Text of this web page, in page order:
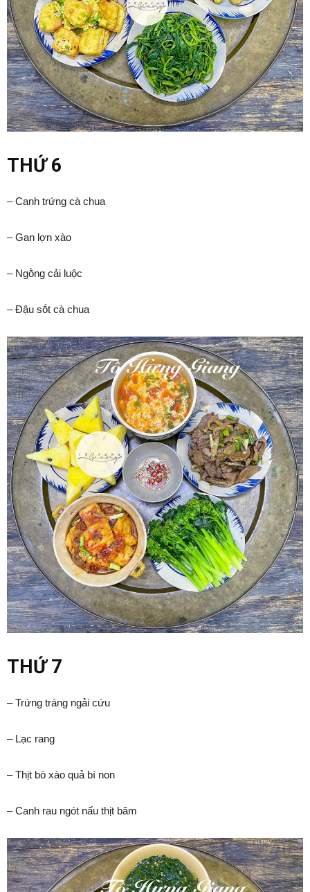
THỨ 6
– Canh trứng cà chua
– Gan lợn xào
– Ngṑng cải luộc
– Đậu sṓt cà chua
THỨ 7
– Trứng tráng ngải cứu
– Lạc rang
– Thịt bò xào quả bí non
– Canh rau ngót nấu thịt băm